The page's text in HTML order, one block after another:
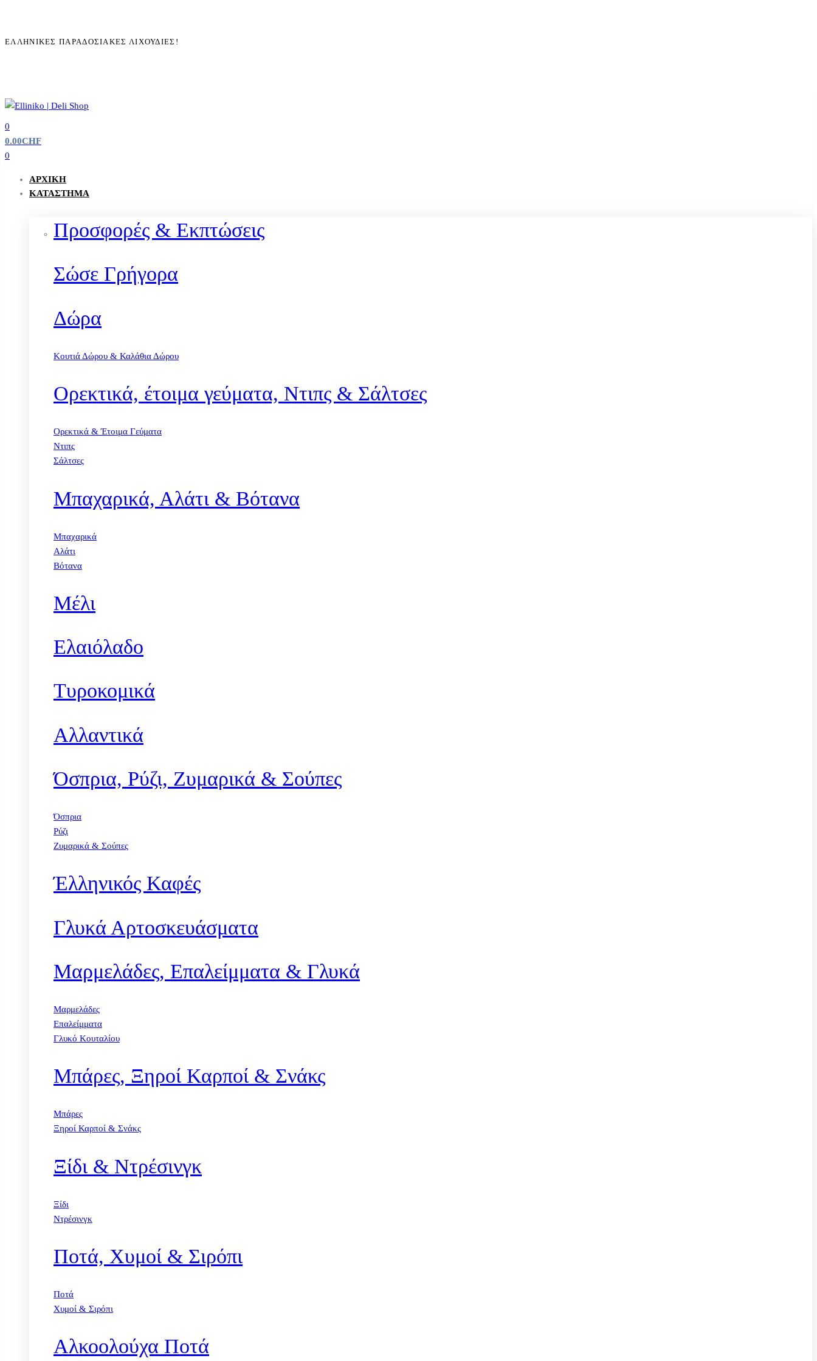
ΕΛΛΗΝΙΚΈΣ ΠΑΡΑΔΟΣΙΑΚΈΣ ΛΙΧΟΥΔΙΈΣ!
0
0.00CHF
0
ΑΡΧΙΚΉ
ΚΑΤΆΣΤΗΜΑ
Προσφορές & Εκπτώσεις
Σώσε Γρήγορα
Δώρα
Κουτιά Δώρου & Καλάθια Δώρου
Ορεκτικά, έτοιμα γεύματα, Ντιπς & Σάλτσες
Ορεκτικά & Έτοιμα Γεύματα
Ντιπς
Σάλτσες
Μπαχαρικά, Αλάτι & Βότανα
Μπαχαρικά
Αλάτι
Βότανα
Μέλι
Ελαιόλαδο
Τυροκομικά
Αλλαντικά
Όσπρια, Ρύζι, Ζυμαρικά & Σούπες
Όσπρια
Ρύζι
Ζυμαρικά & Σούπες
Έλληνικός Καφές
Γλυκά Αρτοσκευάσματα
Μαρμελάδες, Επαλείμματα & Γλυκά
Μαρμελάδες
Επαλείμματα
Γλυκό Κουταλίου
Μπάρες, Ξηροί Καρποί & Σνάκς
Μπάρες
Ξηροί Καρποί & Σνάκς
Ξίδι & Ντρέσινγκ
Ξίδι
Ντρέσινγκ
Ποτά, Χυμοί & Σιρόπι
Ποτά
Χυμοί & Σιρόπι
Αλκοολούχα Ποτά